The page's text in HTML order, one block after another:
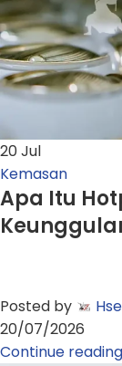
20Jul
Kemasan
Apa Itu
Posted by
20/07/2026
Continue reading